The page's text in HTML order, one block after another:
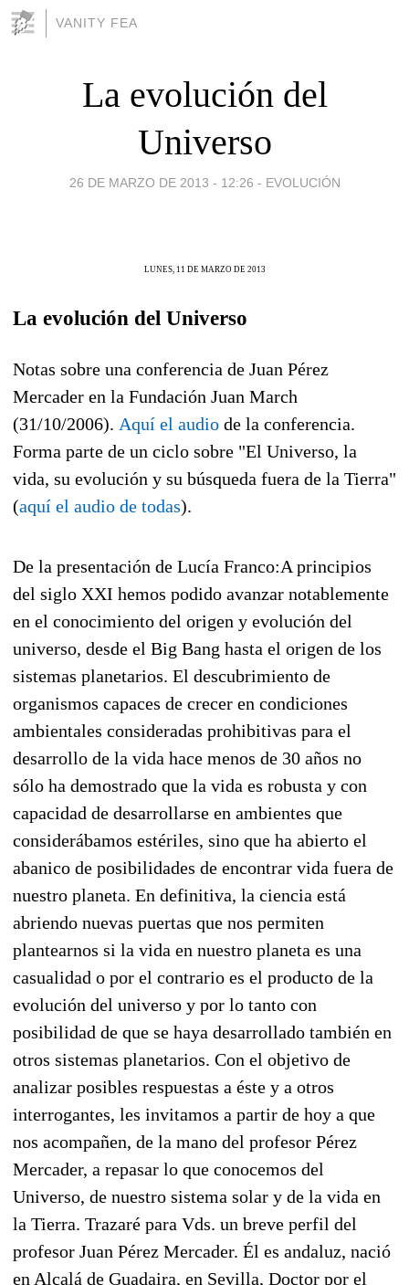
VANITY FEA
La evolución del
Universo
26 DE MARZO DE 2013 - 12:26 - EVOLUCIÓN
LUNES, 11 DE MARZO DE 2013
La evolución del Universo
Notas sobre una conferencia de Juan Pérez
Mercader en la Fundación Juan March
(31/10/2006). Aquí el audio de la conferencia.
Forma parte de un ciclo sobre "El Universo, la
vida, su evolución y su búsqueda fuera de la Tierra"
(aquí el audio de todas).
De la presentación de Lucía Franco:A principios
del siglo XXI hemos podido avanzar notablemente
en el conocimiento del origen y evolución del
universo, desde el Big Bang hasta el origen de los
sistemas planetarios. El descubrimiento de
organismos capaces de crecer en condiciones
ambientales consideradas prohibitivas para el
desarrollo de la vida hace menos de 30 años no
sólo ha demostrado que la vida es robusta y con
capacidad de desarrollarse en ambientes que
considerábamos estériles, sino que ha abierto el
abanico de posibilidades de encontrar vida fuera de
nuestro planeta. En definitiva, la ciencia está
abriendo nuevas puertas que nos permiten
plantearnos si la vida en nuestro planeta es una
casualidad o por el contrario es el producto de la
evolución del universo y por lo tanto con
posibilidad de que se haya desarrollado también en
otros sistemas planetarios. Con el objetivo de
analizar posibles respuestas a éste y a otros
interrogantes, les invitamos a partir de hoy a que
nos acompañen, de la mano del profesor Pérez
Mercader, a repasar lo que conocemos del
Universo, de nuestro sistema solar y de la vida en
la Tierra. Trazaré para Vds. un breve perfil del
profesor Juan Pérez Mercader. Él es andaluz, nació
en Alcalá de Guadaira, en Sevilla, Doctor por el